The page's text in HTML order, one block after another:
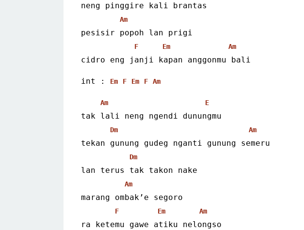
neng pinggire kali brantas
Am
pesisir popoh lan prigi
F Em Am
cidro eng janji kapan anggonmu bali
int : Em F Em F Am
Am E
tak lali neng ngendi dunungmu
Dm Am
tekan gunung gudeg nganti gunung semeru
Dm
lan terus tak takon nake
Am
marang ombak’e segoro
F Em Am
ra ketemu gawe atiku nelongso